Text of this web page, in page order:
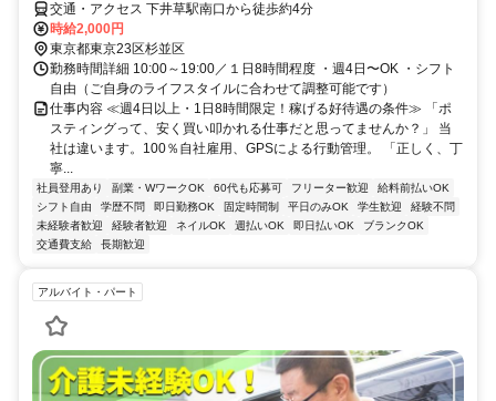
交通・アクセス 下井草駅南口から徒歩約4分
時給2,000円
東京都東京23区杉並区
勤務時間詳細 10:00～19:00／１日8時間程度 ・週4日〜OK ・シフト
自由（ご自身のライフスタイルに合わせて調整可能です）
仕事内容 ≪週4日以上・1日8時間限定！稼げる好待遇の条件≫ 「ポ
スティングって、安く買い叩かれる仕事だと思ってませんか？」 当
社は違います。100％自社雇用、GPSによる行動管理。 「正しく、丁
寧...
社員登用あり 副業・WワークOK 60代も応募可 フリーター歓迎
給料前払いOK
シフト自由
学歴不問 即日勤務OK 固定時間制 平日のみOK 学生歓迎
経験不問
未経験者歓迎
経験者歓迎 ネイルOK 週払いOK 即日払いOK
ブランクOK
交通費支給
長期歓迎
アルバイト・パート